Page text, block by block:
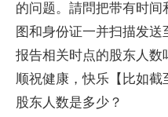
的问题。請問把带有时
图和身份证一并扫描发
报告相关时点的股东人数
顺祝健康，快乐【比如截
股东人数是多少？